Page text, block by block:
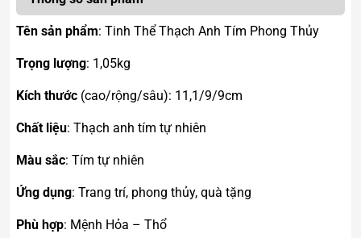
Tên sản phẩm: Tinh Thể Thạch Anh Tím Phong Thủy
Trọng lượng: 1,05kg
Kích thước (cao/rộng/sâu): 11,1/9/9cm
Chất liệu: Thạch anh tím tự nhiên
Màu sắc: Tím tự nhiên
Ứng dụng: Trang trí, phong thủy, quà tặng
Phù hợp: Mệnh Hỏa – Thổ